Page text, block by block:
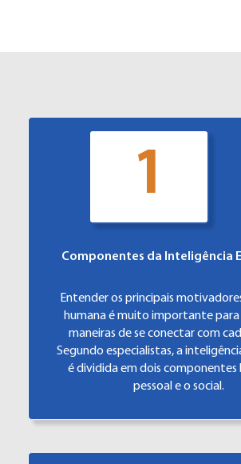
1
Componentes da Inteligência
Entender os principais
humana é muito importante
maneiras de se conectar com
Segundo especialistas, a
é dividida em dois componentes
pessoal e o social.